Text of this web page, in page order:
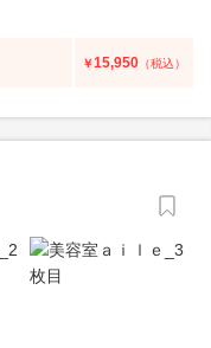
￥15,950 （税込）